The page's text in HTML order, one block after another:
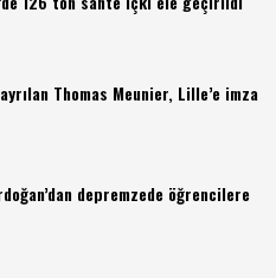
Thomas Meunier, Lille’e imza
depremzede öğrencilere